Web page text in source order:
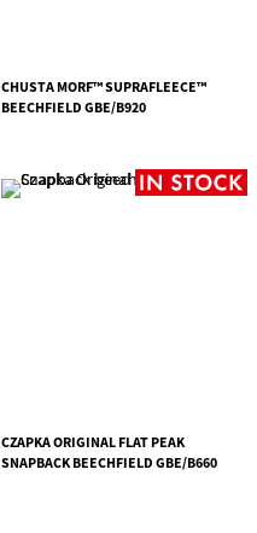
CHUSTA MORF™ SUPRAFLEECE™
BEECHFIELD GBE/B920
CZAPKA ORIGINAL FLAT PEAK
SNAPBACK BEECHFIELD GBE/B660